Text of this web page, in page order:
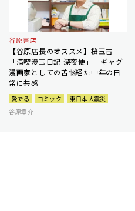
谷原書店
【谷原店長のオススメ】桜玉吉
「満喫漫玉日記 深夜便」 ギャグ
漫画家としての苦悩経た中年の日
常に共感
愛でる コミック
東日本大震災
谷原章介